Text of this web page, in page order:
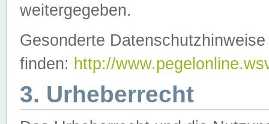
weitergegeben.
Gesonderte
finden: http://
3. Urheberrecht